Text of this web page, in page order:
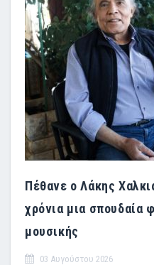
Πέθανε ο Λάκης
χρόνια μια σπουδαία
μουσικής
03 Αυγούστου 2026